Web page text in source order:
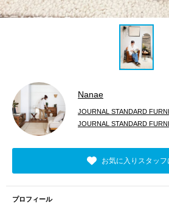
Nanae
JOURNAL STANDARD
JOURNAL STANDARD
お気に入りスタッフ
プロフィール